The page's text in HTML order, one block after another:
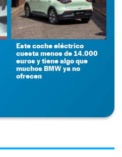
Este coche eléctrico
cuesta menos de 14.000
euros y tiene algo que
muchos BMW ya no
ofrecen